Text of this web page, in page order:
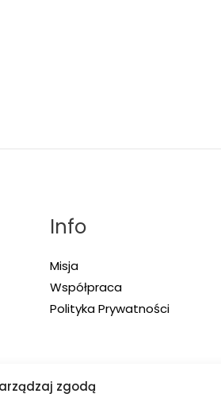
zgodą
Info
Misja
Współpraca
Polityka Prywatności